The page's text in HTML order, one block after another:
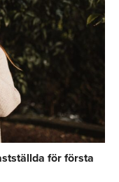
för första